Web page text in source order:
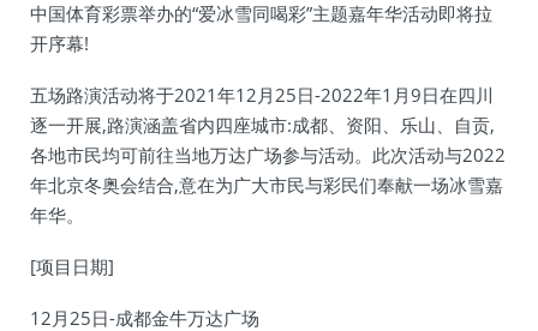
中国体育彩票举办的“爱冰雪同喝彩”主题嘉年华活动即将拉
开序幕!
五场路演活动将于2021年12月25日-2022年1月9日在四川
逐一开展,路演涵盖省内四座城市:成都、资阳、乐山、自贡,
各地市民均可前往当地万达广场参与活动。此次活动与2022
年北京冬奥会结合,意在为广大市民与彩民们奉献一场冰雪嘉
年华。
[项目日期]
12月25日-成都金牛万达广场